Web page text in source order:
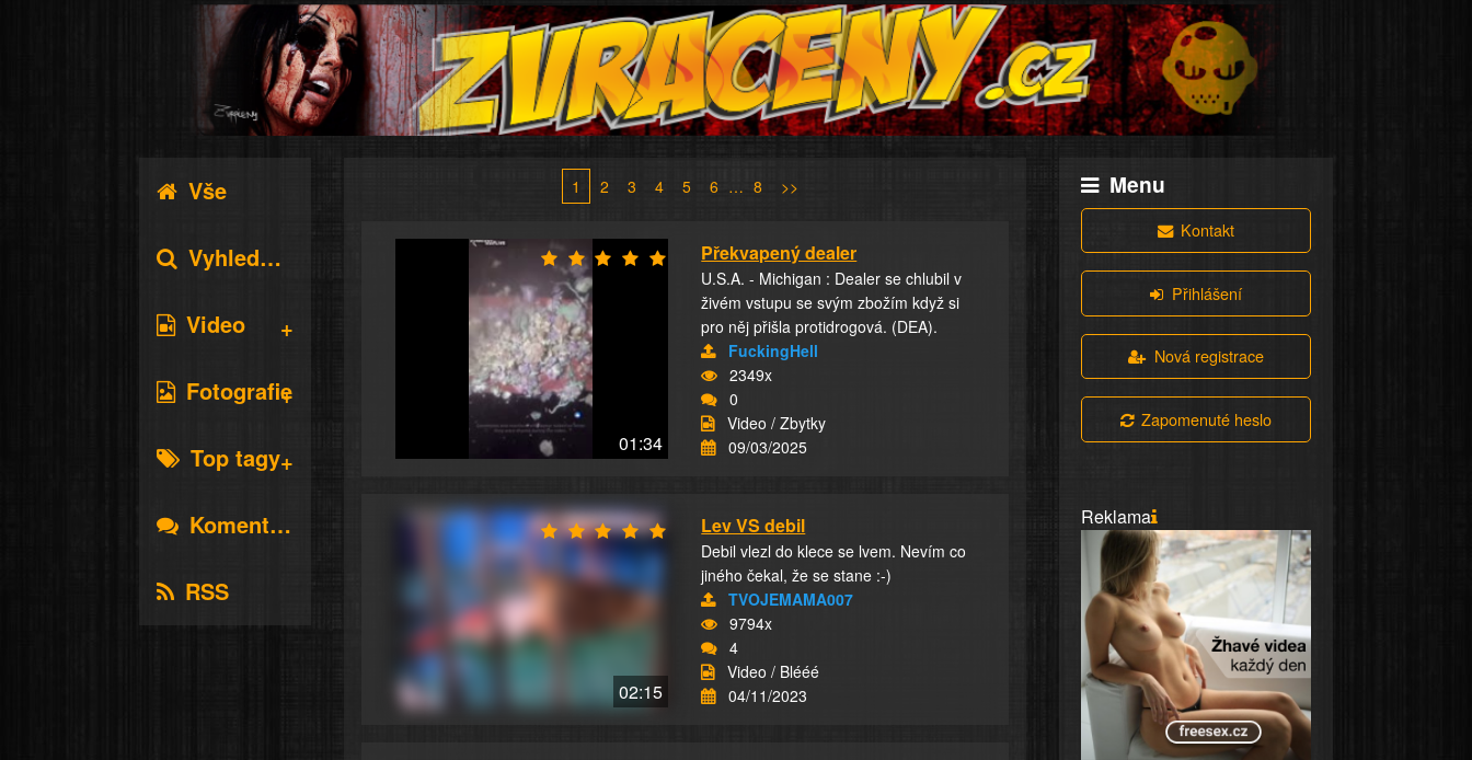
Vše
Vyhledávání
Video
Fotografie
Top tagy
Komentáře
RSS
1 2 3 4 5 6 … 8 >>
01:34
Překvapený dealer
U.S.A. - Michigan : Dealer se chlubil v
živém vstupu se svým zbožím když si
pro něj přišla protidrogová. (DEA).
FuckingHell
2349x
0
Video / Zbytky
09/03/2025
02:15
Lev VS debil
Debil vlezl do klece se lvem. Nevím co
jiného čekal, že se stane :-)
TVOJEMAMA007
9794x
4
Video / Blééé
04/11/2023
Menu
Kontakt
Přihlášení
Nová registrace
Zapomenuté heslo
Reklama